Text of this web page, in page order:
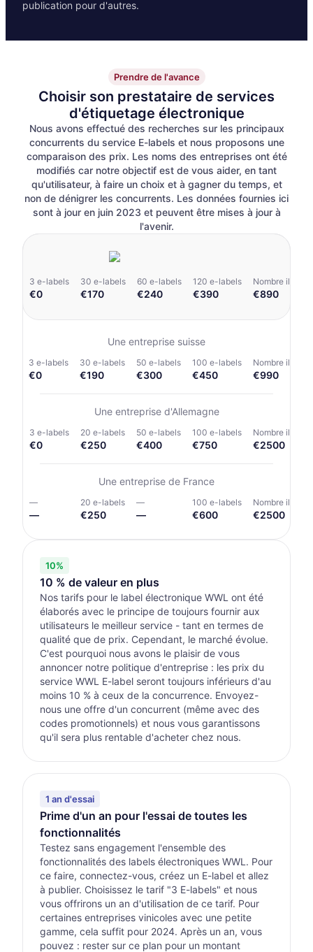
publication pour d'autres.
Prendre de l'avance
Choisir son prestataire de services
d'étiquetage électronique
Nous avons effectué des recherches sur les principaux
concurrents du service E-labels et nous proposons une
comparaison des prix. Les noms des entreprises ont été
modifiés car notre objectif est de vous aider, en tant
qu'utilisateur, à faire un choix et à gagner du temps, et
non de dénigrer les concurrents. Les données fournies ici
sont à jour en juin 2023 et peuvent être mises à jour à
l'avenir.
3 e-labels
€0
30 e-labels
€170
60 e-labels
€240
120 e-labels
€390
Nombre illimité
€890
Une entreprise suisse
3 e-labels
€0
30 e-labels
€190
50 e-labels
€300
100 e-labels
€450
Nombre illimité
€990
Une entreprised'Allemagne
3 e-labels
€0
20 e-labels
€250
50 e-labels
€400
100 e-labels
€750
Nombre illimité
€2500
Une entreprise de France
3 e-labels
—
20 e-labels
€250
50 e-labels
—
100 e-labels
€600
Nombre illimité
€2500
10%
10 % de valeur en plus
Nos tarifs pour le label électronique WWL ont été
élaborés avec le principe de toujours fournir aux
utilisateurs le meilleur service - tant en termes de
qualité que de prix. Cependant, le marché évolue.
C'est pourquoi nous avons le plaisir de vous
annoncer notre politique d'entreprise : les prix du
service WWL E-label seront toujours inférieurs d'au
moins 10 % à ceux de la concurrence. Envoyez-
nous une offre d'un concurrent (même avec des
codes promotionnels) et nous vous garantissons
qu'il sera plus rentable d'acheter chez nous.
1 an d'essai
Prime d'un an pour l'essai de toutes les
fonctionnalités
Testez sans engagement l'ensemble des
fonctionnalités des labels électroniques WWL. Pour
ce faire, connectez-vous, créez un E-label et allez
à publier. Choisissez le tarif "3 E-labels" et nous
vous offrirons un an d'utilisation de ce tarif. Pour
certaines entreprises vinicoles avec une petite
gamme, cela suffit pour 2024. Après un an, vous
pouvez : rester sur ce plan pour un montant